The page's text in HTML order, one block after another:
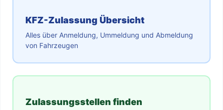
KFZ-Zulassung Übersicht
Alles über Anmeldung, Ummeldung und Abmeldung
von Fahrzeugen
Zulassungsstellen finden